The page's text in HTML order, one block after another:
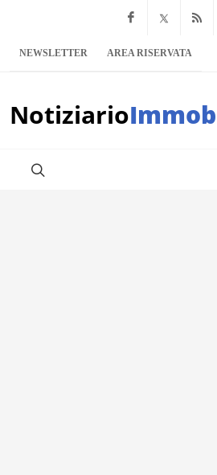
Facebook
x.com
NEWSLETTER AREA RISERVATA
Notiziario